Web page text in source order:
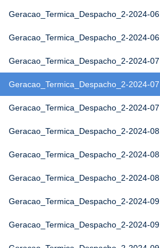
Geracao_Termica_Despacho_2-2024-06
Geracao_Termica_Despacho_2-2024-06
Geracao_Termica_Despacho_2-2024-07
Geracao_Termica_Despacho_2-2024-07
Geracao_Termica_Despacho_2-2024-07
Geracao_Termica_Despacho_2-2024-08
Geracao_Termica_Despacho_2-2024-08
Geracao_Termica_Despacho_2-2024-08
Geracao_Termica_Despacho_2-2024-09
Geracao_Termica_Despacho_2-2024-09